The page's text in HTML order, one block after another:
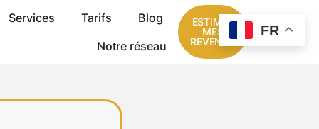
Services Tarifs
Blog
Notre réseau
ESTIMER
MES
REVENUS
FR